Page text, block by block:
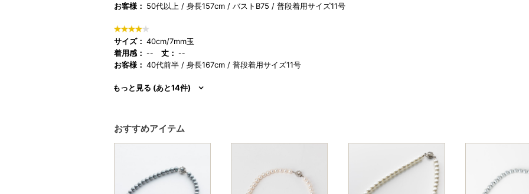
お客様： 50代以上 身長157cm バストB75 普段着用サイズ11号
サイズ： 40cm/7mm玉
着用感： -- 丈： --
お客様： 40代前半 身長167cm 普段着用サイズ11号
もっと見る (あと14件)
おすすめアイテム